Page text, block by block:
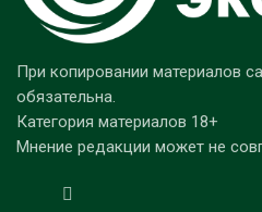
При копировании материалов
обязательна.
Категория материалов 18+
Мнение редакции может не